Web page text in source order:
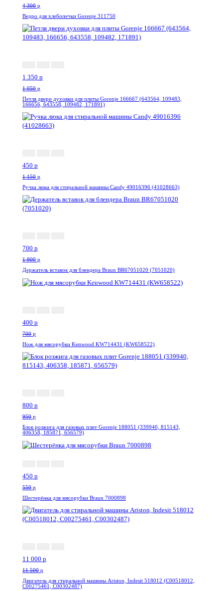
4 300 p
Ведро для хлебопечки Gorenje 311750
1 350 p
1 050 p
Петля двери духовки для плиты Gorenje 166667 (643564, 109483,
166656, 643558, 109482, 171891)
450 p
1 150 p
Ручка люка для стиральной машины Candy 49016396 (41028663)
700 p
1 900 p
Держатель вставок для блендера Braun BR67051020 (7051020)
400 p
700 p
Нож для мясорубки Kenwood KW714431 (KW658522)
800 p
950 p
Блок розжига для газовых плит Gorenje 188051 (339940, 815143,
406358, 185871, 656579)
450 p
550 p
Шестерёнка для мясорубки Braun 7000898
11 000 p
11 500 p
Двигатель для стиральной машины Ariston, Indesit 518012 (C00518012,
C00275461, C00302487)